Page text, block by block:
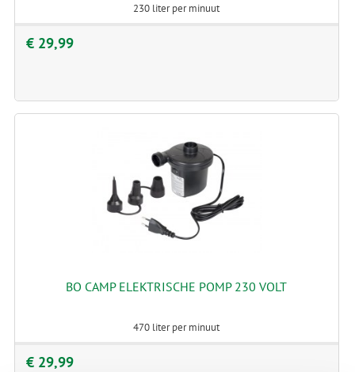
230 liter per minuut
€ 29,99
BO CAMP ELEKTRISCHE POMP 230 VOLT
470 liter per minuut
€ 29,99